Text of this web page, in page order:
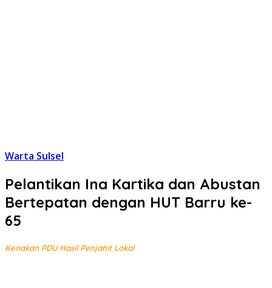
Warta Sulsel
Pelantikan Ina Kartika dan Abustan
Bertepatan dengan HUT Barru ke-
65
Kenakan PDU Hasil Penjahit Lokal